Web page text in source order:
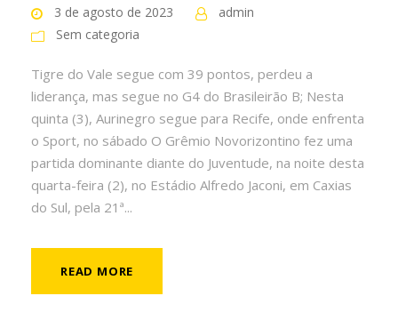
3 de agosto de 2023
admin
Sem categoria
Tigre do Vale segue com 39 pontos, perdeu a
liderança, mas segue no G4 do Brasileirão B; Nesta
quinta (3), Aurinegro segue para Recife, onde enfrenta
o Sport, no sábado O Grêmio Novorizontino fez uma
partida dominante diante do Juventude, na noite desta
quarta-feira (2), no Estádio Alfredo Jaconi, em Caxias
do Sul, pela 21ª...
READ MORE